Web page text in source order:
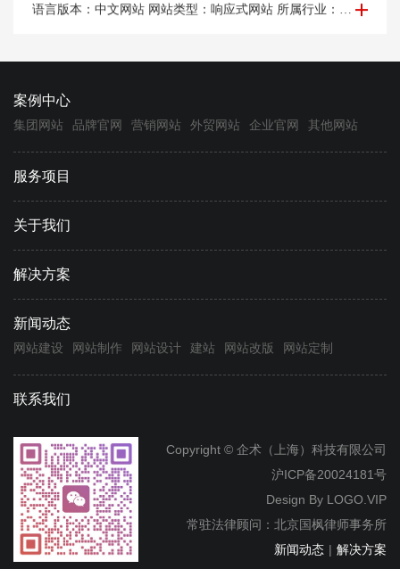
企业网站建设-南*诺尔国际工程技术（北京）有限公司
案例中心
集团网站 品牌官网 营销网站 外贸网站 企业官网 其他网站
服务项目
关于我们
解决方案
新闻动态
网站建设 网站制作 网站设计 建站 网站改版 网站定制
联系我们
Copyright © 企术（上海）科技有限公司
沪ICP备20024181号
Design By LOGO.VIP
常驻法律顾问：北京国枫律师事务所
新闻动态 | 解决方案